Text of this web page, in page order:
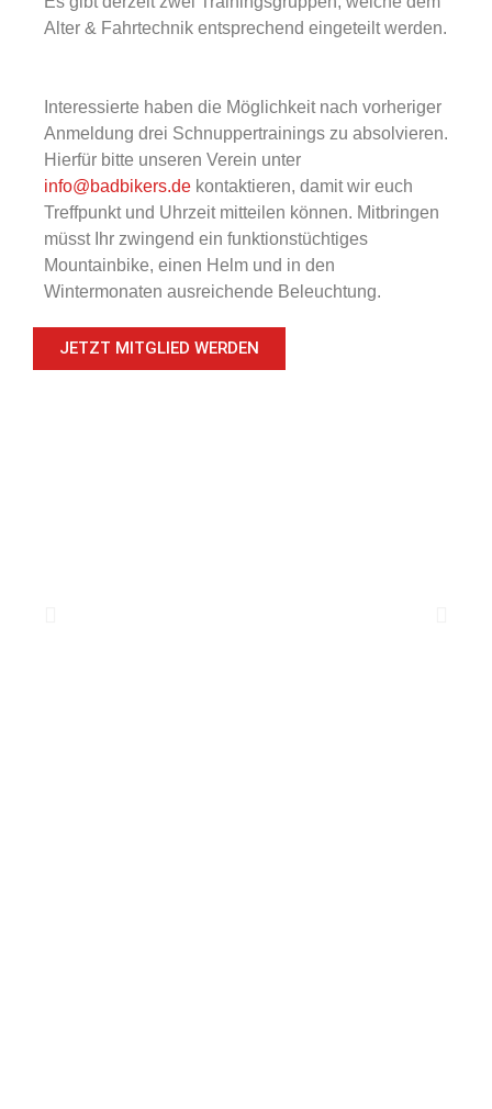
Alter & Fahrtechnik entsprechend eingeteilt werden.
Interessierte haben die Möglichkeit nach vorheriger
Anmeldung drei Schnuppertrainings zu absolvieren.
Hierfür bitte unseren Verein unter
info@badbikers.de kontaktieren, damit wir euch
Treffpunkt und Uhrzeit mitteilen können. Mitbringen
müsst Ihr zwingend ein funktionstüchtiges
Mountainbike, einen Helm und in den
Wintermonaten ausreichende Beleuchtung.
JETZT MITGLIED WERDEN